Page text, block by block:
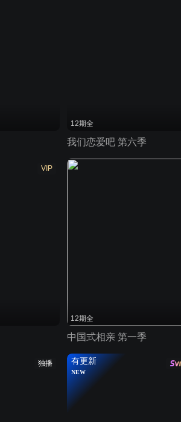
12期全
我们恋爱吧 第六季
VIP
12期全
中国式相亲 第一季
独播 有更新
NEW